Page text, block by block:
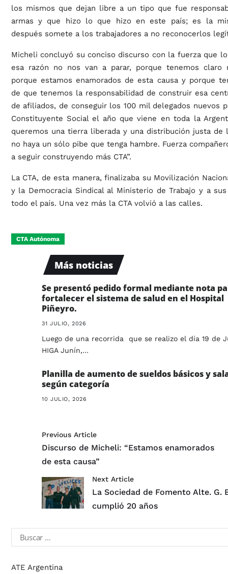
los mismos que dejan libre a un tipo que fue
armas y que hizo lo que hizo en este país; es la
después somete a los trabajadores a no reconocerlos
Micheli concluyó su conciso discurso con la fuerza que lo
esa razón no nos van a parar, porque tenemos claro
porque estamos enamorados de esta causa y porque
de que tenemos la responsabilidad de construir esa
de afiliados, de conseguir los 100 mil delegados nuevos
Constituyente Social el año que viene en toda la
queremos una tierra liberada y una distribución justa de
no haya un sólo pibe que tenga hambre. Fuerza
a seguir construyendo más CTA”.
La CTA, de esta manera, finalizaba su Movilización
y la Democracia Sindical al Ministerio de Trabajo y a
todo el país. Una vez más la CTA volvió a las calles.
CTA Autónoma
Más noticias
Se presentó pedido formal mediante nota
fortalecer el sistema de salud en el Hospital
Piñeyro.
31 JULIO, 2026
Luego de una recorrida que se realizo el día 19 de
HIGA Junín,…
Planilla de aumento de sueldos básicos y
según categoría
10 JULIO, 2026
Previous Article
Discurso de Micheli: “Estamos enamorados
de esta causa”
Next Article
La Sociedad de Fomento Alte. G.
cumplió 20 años
ATE Argentina